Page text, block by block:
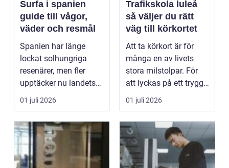
Surfa i spanien
guide till vågor,
väder och resmål
Spanien har länge
lockat solhungriga
resenärer, men fler
upptäcker nu landets
starka surfkultur. Här...
01 juli 2026
Trafikskola luleå
så väljer du rätt
väg till körkortet
Att ta körkort är för
många en av livets
stora milstolpar. För
att lyckas på ett tryggt,
effektivt o...
01 juli 2026